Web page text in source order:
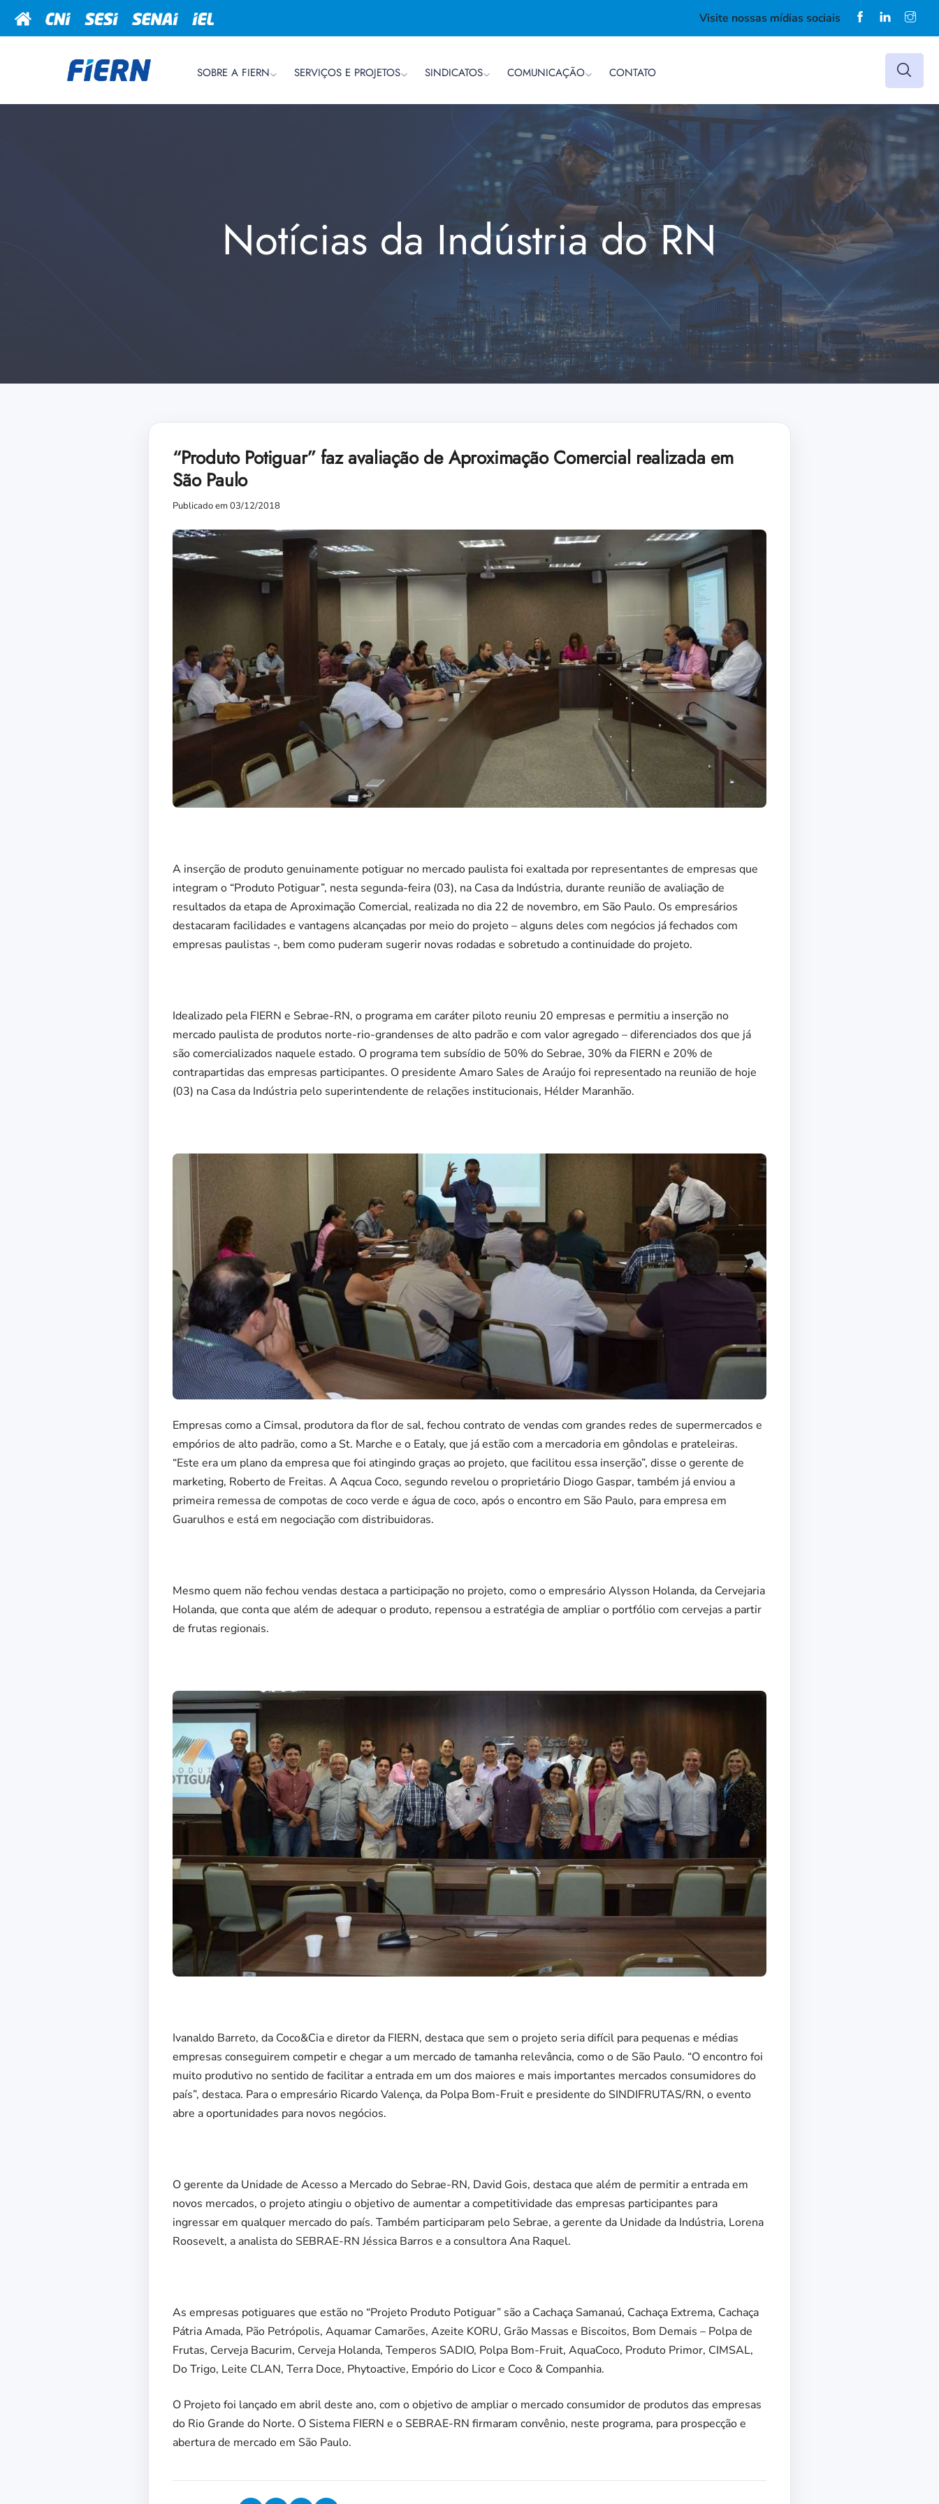
Visite nossas mídias sociais
SOBRE A FIERN SERVIÇOS E PROJETOS SINDICATOS COMUNICAÇÃO CONTATO
Notícias da Indústria do RN
“Produto Potiguar” faz avaliação de Aproximação Comercial realizada em
São Paulo
Publicado em 03/12/2018
A inserção de produto genuinamente potiguar no mercado paulista foi exaltada por representantes de empresas que
integram o “Produto Potiguar”, nesta segunda-feira (03), na Casa da Indústria, durante reunião de avaliação de
resultados da etapa de Aproximação Comercial, realizada no dia 22 de novembro, em São Paulo. Os empresários
destacaram facilidades e vantagens alcançadas por meio do projeto – alguns deles com negócios já fechados com
empresas paulistas -, bem como puderam sugerir novas rodadas e sobretudo a continuidade do projeto.
Idealizado pela FIERN e Sebrae-RN, o programa em caráter piloto reuniu 20 empresas e permitiu a inserção no
mercado paulista de produtos norte-rio-grandenses de alto padrão e com valor agregado – diferenciados dos que já
são comercializados naquele estado. O programa tem subsídio de 50% do Sebrae, 30% da FIERN e 20% de
contrapartidas das empresas participantes. O presidente Amaro Sales de Araújo foi representado na reunião de hoje
(03) na Casa da Indústria pelo superintendente de relações institucionais, Hélder Maranhão.
Empresas como a Cimsal, produtora da flor de sal, fechou contrato de vendas com grandes redes de supermercados e
empórios de alto padrão, como a St. Marche e o Eataly, que já estão com a mercadoria em gôndolas e prateleiras.
“Este era um plano da empresa que foi atingindo graças ao projeto, que facilitou essa inserção”, disse o gerente de
marketing, Roberto de Freitas. A Aqcua Coco, segundo revelou o proprietário Diogo Gaspar, também já enviou a
primeira remessa de compotas de coco verde e água de coco, após o encontro em São Paulo, para empresa em
Guarulhos e está em negociação com distribuidoras.
Mesmo quem não fechou vendas destaca a participação no projeto, como o empresário Alysson Holanda, da Cervejaria
Holanda, que conta que além de adequar o produto, repensou a estratégia de ampliar o portfólio com cervejas a partir
de frutas regionais.
Ivanaldo Barreto, da Coco&Cia e diretor da FIERN, destaca que sem o projeto seria difícil para pequenas e médias
empresas conseguirem competir e chegar a um mercado de tamanha relevância, como o de São Paulo. “O encontro foi
muito produtivo no sentido de facilitar a entrada em um dos maiores e mais importantes mercados consumidores do
país”, destaca. Para o empresário Ricardo Valença, da Polpa Bom-Fruit e presidente do SINDIFRUTAS/RN, o evento
abre a oportunidades para novos negócios.
O gerente da Unidade de Acesso a Mercado do Sebrae-RN, David Gois, destaca que além de permitir a entrada em
novos mercados, o projeto atingiu o objetivo de aumentar a competitividade das empresas participantes para
ingressar em qualquer mercado do país. Também participaram pelo Sebrae, a gerente da Unidade da Indústria, Lorena
Roosevelt, a analista do SEBRAE-RN Jéssica Barros e a consultora Ana Raquel.
As empresas potiguares que estão no “Projeto Produto Potiguar” são a Cachaça Samanaú, Cachaça Extrema, Cachaça
Pátria Amada, Pão Petrópolis, Aquamar Camarões, Azeite KORU, Grão Massas e Biscoitos, Bom Demais – Polpa de
Frutas, Cerveja Bacurim, Cerveja Holanda, Temperos SADIO, Polpa Bom-Fruit, AquaCoco, Produto Primor, CIMSAL,
Do Trigo, Leite CLAN, Terra Doce, Phytoactive, Empório do Licor e Coco & Companhia.
O Projeto foi lançado em abril deste ano, com o objetivo de ampliar o mercado consumidor de produtos das empresas
do Rio Grande do Norte. O Sistema FIERN e o SEBRAE-RN firmaram convênio, neste programa, para prospecção e
abertura de mercado em São Paulo.